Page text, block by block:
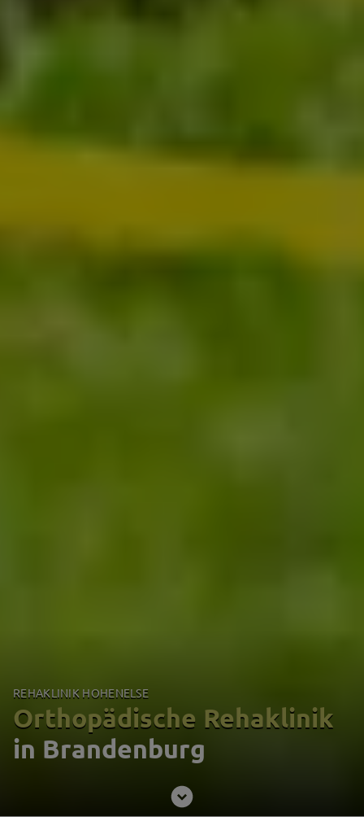
REHAKLINIK HOHENELSE
Orthopädische Rehaklinik
in Brandenburg